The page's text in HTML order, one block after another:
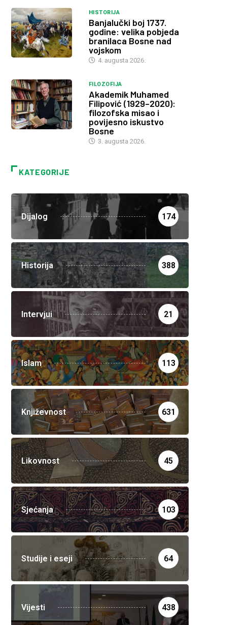
HISTORIJA
Banjalučki boj 1737.
godine: velika pobjeda
branilaca Bosne nad
vojskom
4. augusta 2026.
FILOZOFIJA
Akademik Muhamed
Filipović (1929–2020):
filozofska misao i
povijesno iskustvo
Bosne
3. augusta 2026.
KATEGORIJE
Dijalog 174
Historija 388
Intervjui 21
Islam 113
Književnost 631
Likovnost 45
Sjećanja 103
Studije i eseji 64
Vijesti 438